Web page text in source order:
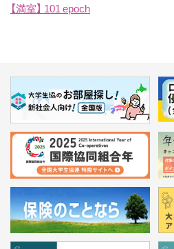
【満室】 101 epoch